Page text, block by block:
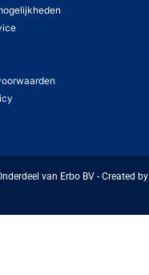
van Erbo BV - Created by